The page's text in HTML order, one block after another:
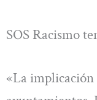
SOS Racismo
«La